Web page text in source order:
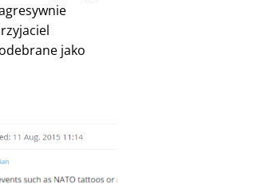
jako